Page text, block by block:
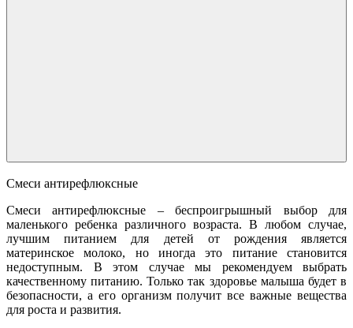
Смеси антирефлюксные
Смеси антирефлюксные – беспроигрышный выбор для
маленького ребенка различного возраста. В любом случае,
лучшим питанием для детей от рождения является
материнское молоко, но иногда это питание становится
недоступным. В этом случае мы рекомендуем выбрать
качественному питанию. Только так здоровье малыша будет в
безопасности, а его организм получит все важные вещества
для роста и развития.